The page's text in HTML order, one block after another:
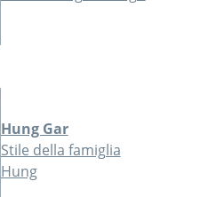
Hung Gar
Stile della famiglia
Hung